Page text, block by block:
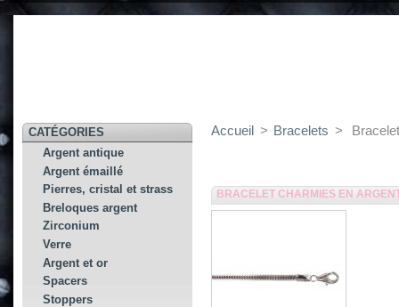
CATÉGORIES
Argent antique
Argent émaillé
Pierres, cristal et strass
Breloques argent
Zirconium
Verre
Argent et or
Spacers
Stoppers
Accueil > Bracelets >
BRACELET CHARMIES EN